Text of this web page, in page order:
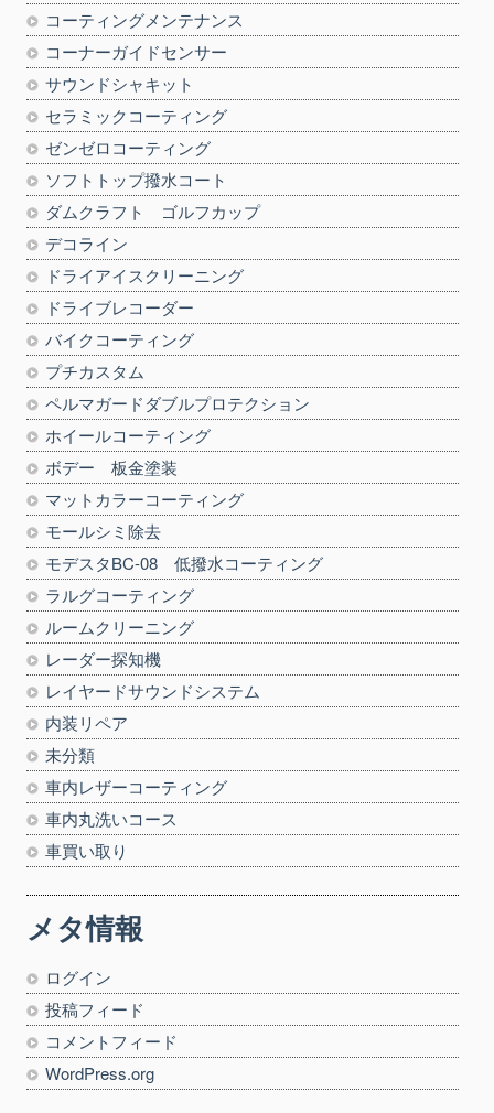
コーティングメンテナンス
コーナーガイドセンサー
サウンドシャキット
セラミックコーティング
ゼンゼロコーティング
ソフトトップ撥水コート
ダムクラフト ゴルフカップ
デコライン
ドライアイスクリーニング
ドライブレコーダー
バイクコーティング
プチカスタム
ペルマガードダブルプロテクション
ホイールコーティング
ボデー 板金塗装
マットカラーコーティング
モールシミ除去
モデスタBC-08 低撥水コーティング
ラルグコーティング
ルームクリーニング
レーダー探知機
レイヤードサウンドシステム
内装リペア
未分類
車内レザーコーティング
車内丸洗いコース
車買い取り
メタ情報
ログイン
投稿フィード
コメントフィード
WordPress.org